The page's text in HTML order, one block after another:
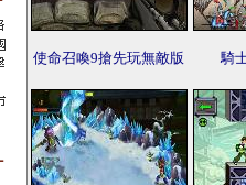
使命召喚9搶先玩無敵版 騎